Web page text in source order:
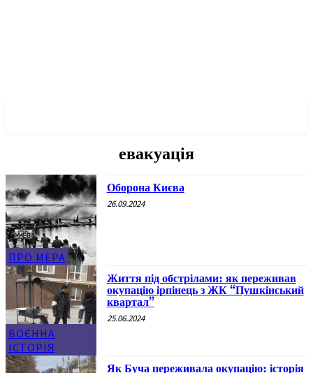
евакуація
ПРО МЕРА
Оборона Києва
26.09.2024
ВОЄННА
ІСТОРІЯ
Життя під обстрілами: як переживав
окупацію ірпінець з ЖК “Пушкінський
квартал”
25.06.2024
Як Буча переживала окупацію: історія